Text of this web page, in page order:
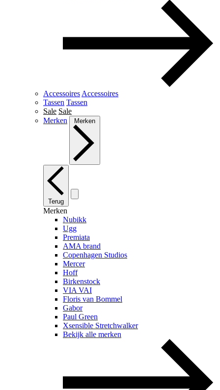
Accessoires Accessoires
Tassen Tassen
Sale Sale
Merken
Merken
Terug
Merken
Nubikk
Ugg
Premiata
AMA brand
Copenhagen Studios
Mercer
Hoff
Birkenstock
VIA VAI
Floris van Bommel
Gabor
Paul Green
Xsensible Stretchwalker
Bekijk alle merken